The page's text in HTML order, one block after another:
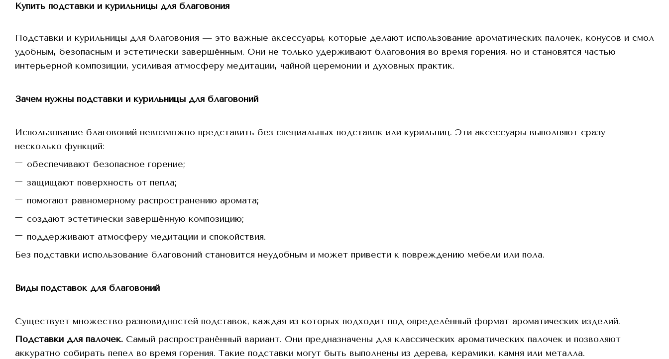
Купить подставки и курильницы для благовония
Подставки и курильницы для благовония — это важные аксессуары, которые делают использование ароматических палочек, конусов и смол
удобным, безопасным и эстетически завершённым. Они не только удерживают благовония во время горения, но и становятся частью
интерьерной композиции, усиливая атмосферу медитации, чайной церемонии и духовных практик.
Зачем нужны подставки и курильницы для благовоний
Использование благовоний невозможно представить без специальных подставок или курильниц. Эти аксессуары выполняют сразу
несколько функций:
обеспечивают безопасное горение;
защищают поверхность от пепла;
помогают равномерному распространению аромата;
создают эстетически завершённую композицию;
поддерживают атмосферу медитации и спокойствия.
Без подставки использование благовоний становится неудобным и может привести к повреждению мебели или пола.
Виды подставок для благовоний
Существует множество разновидностей подставок, каждая из которых подходит под определённый формат ароматических изделий.
Подставки для палочек. Самый распространённый вариант. Они предназначены для классических ароматических палочек и позволяют
аккуратно собирать пепел во время горения. Такие подставки могут быть выполнены из дерева, керамики, камня или металла.